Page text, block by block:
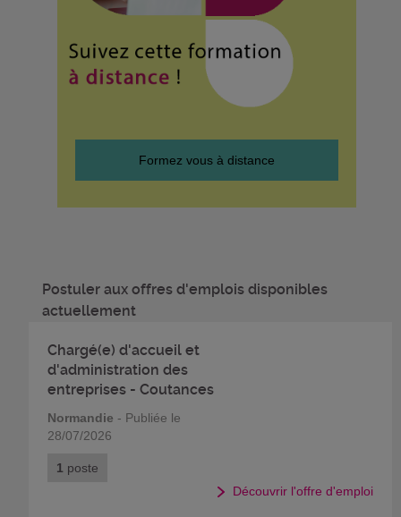
Formez vous à distance
Postuler aux offres d'emplois disponibles
actuellement
Chargé(e) d'accueil et
d'administration des
entreprises - Coutances
Normandie - Publiée le
28/07/2026
1 poste
Découvrir l'offre d'emploi